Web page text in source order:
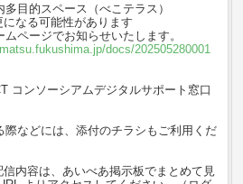
目的スペース（べこテラス）
なる可能性があります
ページでお知らせいたします。
docs/202505280001
コンソーシアムデジタルサポート窓口
際などには、添付のチラシもご利用くだ
内容は、あいべあ掲示板でまとめて見